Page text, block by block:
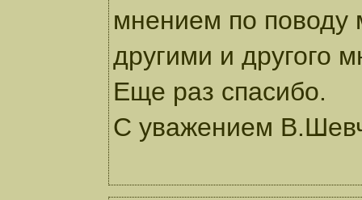
мнением по поводу
другими и другого
Еще раз спасибо.
С уважением